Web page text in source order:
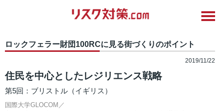
ロックフェラー財団100RCに見る街づくりのポイント
2019/11/22
住民を中心としたレジリエンス戦略
第5回：ブリストル（イギリス）
国際大学GLOCOM／